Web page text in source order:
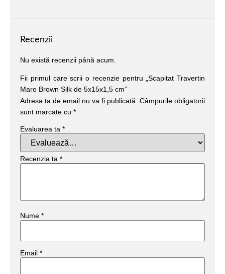
Recenzii
Nu există recenzii până acum.
Fii primul care scrii o recenzie pentru „Scapitat Travertin
Maro Brown Silk de 5x15x1,5 cm”
Adresa ta de email nu va fi publicată. Câmpurile obligatorii
sunt marcate cu *
Evaluarea ta *
Recenzia ta *
Nume *
Email *